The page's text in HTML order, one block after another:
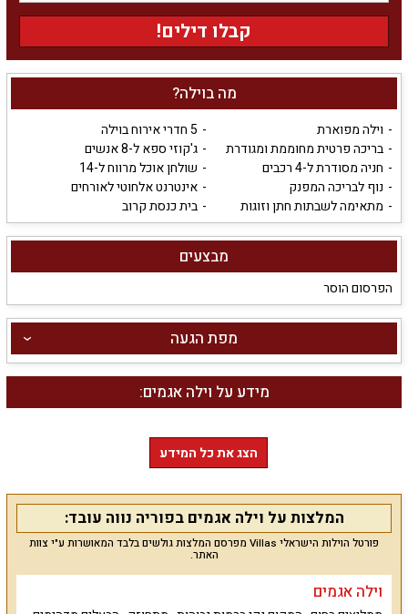
מה בוילה?
וילה מפוארת
5 חדרי אירוח בוילה
בריכה פרטית מחוממת ומגודרת
ג'קוזי ספא ל-8 אנשים
חניה מסודרת ל-4 רכבים
שולחן אוכל מרווח ל-14
נוף לבריכה המפנק
אינטרנט אלחוטי לאורחים
מתאימה לשבתות חתן וזוגות
בית כנסת קרוב
מבצעים
הפרסום הוסר
מפת הגעה
קבלו דילים!
מידע על וילה אגמים:
הצג את כל המידע
המלצות על וילה אגמים בפוריה נווה עובד:
פורטל הוילות הישראלי Villas מפרסם המלצות גולשים בלבד המאושרות ע"י צוות
האתר.
וילה אגמים